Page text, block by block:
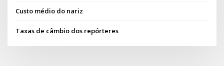
Custo médio do nariz
Taxas de câmbio dos repórteres